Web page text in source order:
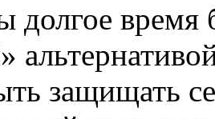
долгое время
защищать